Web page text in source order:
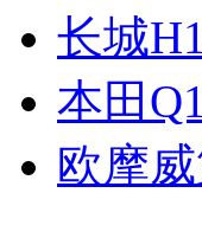
长城
本田
欧摩